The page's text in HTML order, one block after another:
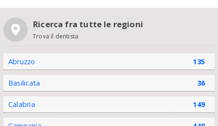
Ricerca fra tutte le regioni
Trova il dentista
Abruzzo 135
Basilicata 36
Calabria 149